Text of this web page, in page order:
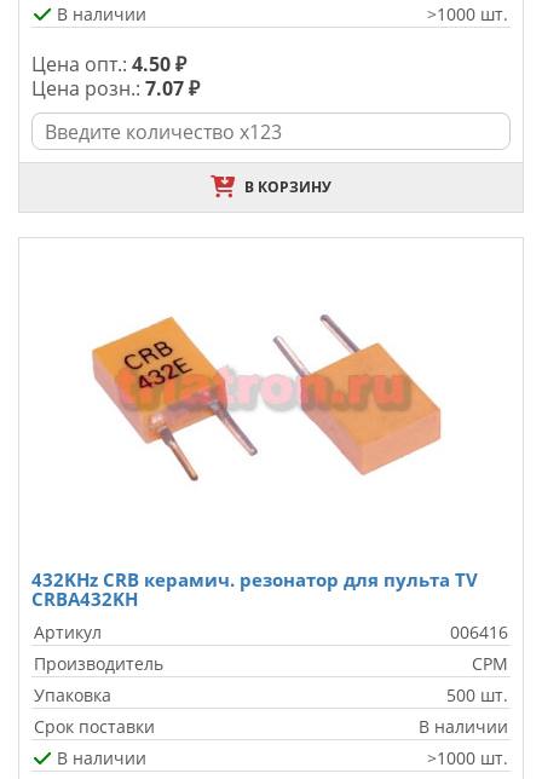
В наличии >1000 шт.
Цена опт.: 4.50 ₽
Цена розн.: 7.07 ₽
В КОРЗИНУ
432KHz CRB керамич. резонатор для пульта TV
CRBA432KH
Артикул
006416
Производитель
CPM
Упаковка
500 шт.
Срок поставки
В наличии
В наличии
>1000 шт.